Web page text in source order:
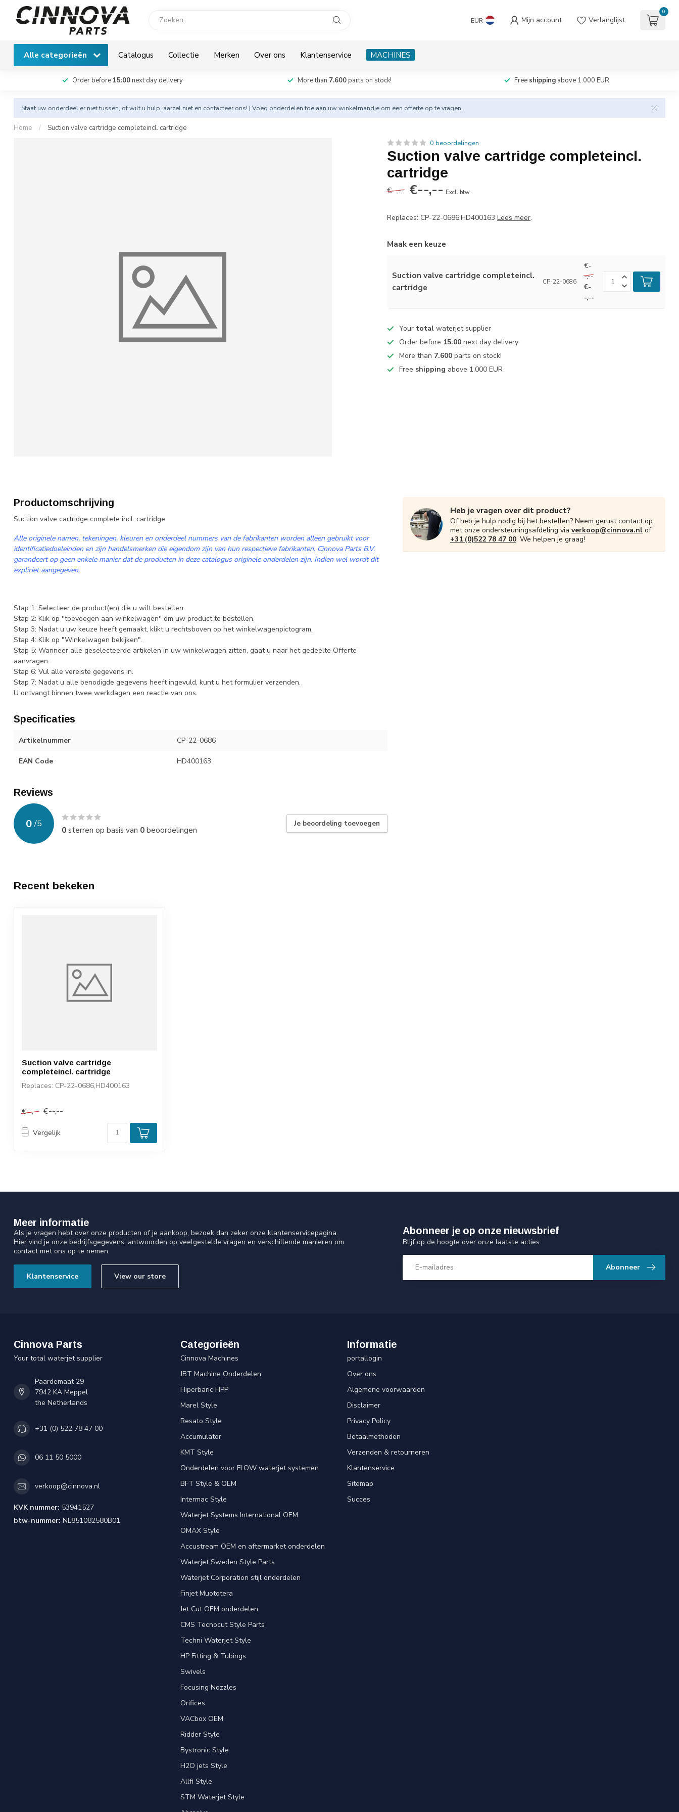
EUR Mijn account Verlanglijst
0
Alle categorieën Catalogus Collectie Merken Over ons Klantenservice MACHINES
Order before 15:00next day delivery More than 7.600parts on stock! Free shipping above 1.000 EUR
Staat uw onderdeel er niet tussen, of wilt u hulp, aarzel niet en contacteer ons! | Voeg onderdelen toe aan uw winkelmandje om een offerte op te vragen.
Home / Suction valve cartridge completeincl. cartridge
0 beoordelingen
Suction valve cartridge completeincl.
cartridge
€--,-- €--,-- Excl. btw
Replaces: CP-22-0686,HD400163Lees meer.
Maak een keuze
Suction valve cartridge completeincl.
cartridge
CP-22-0686
€-
-,--
€-
-,--
Your total waterjet supplier
Order before 15:00 next day delivery
More than 7.600 parts on stock!
Free shipping above 1.000 EUR
Productomschrijving
Suction valve cartridge complete incl. cartridge
Alle originele namen, tekeningen, kleuren en onderdeel nummers van de fabrikanten worden alleen gebruikt voor
identificatiedoeleinden en zijn handelsmerken die eigendom zijn van hun respectieve fabrikanten. Cinnova Parts B.V.
garandeert op geen enkele manier dat de producten in deze catalogus originele onderdelen zijn. Indien wel wordt dit
expliciet aangegeven.
Stap 1: Selecteer de product(en) die u wilt bestellen.
Stap 2: Klik op ''toevoegen aan winkelwagen'' om uw product te bestellen.
Stap 3: Nadat u uw keuze heeft gemaakt, klikt u rechtsboven op het winkelwagenpictogram.
Stap 4: Klik op "Winkelwagen bekijken".
Stap 5: Wanneer alle geselecteerde artikelen in uw winkelwagen zitten, gaat u naar het gedeelte Offerte
aanvragen.
Stap 6: Vul alle vereiste gegevens in.
Stap 7: Nadat u alle benodigde gegevens heeft ingevuld, kunt u het formulier verzenden.
U ontvangt binnen twee werkdagen een reactie van ons.
Specificaties
Artikelnummer CP-22-0686
EAN Code HD400163
Reviews
0 /5
0sterren op basis van 0beoordelingen
Je beoordeling toevoegen
Heb je vragen over dit product?
Of heb je hulp nodig bij het bestellen? Neem gerust contact op
met onze ondersteuningsafdeling via verkoop@cinnova.nl of
+31 (0)522 78 47 00. We helpen je graag!
Recent bekeken
Suction valve cartridge
completeincl. cartridge
Replaces: CP-22-0686,HD400163
€--,-- €--,--
Vergelijk
Meer informatie
Als je vragen hebt over onze producten of je aankoop, bezoek dan zeker onze klantenservicepagina.
Hier vind je onze bedrijfsgegevens, antwoorden op veelgestelde vragen en verschillende manieren om
contact met ons op te nemen.
Klantenservice View our store
Abonneer je op onze nieuwsbrief
Blijf op de hoogte over onze laatste acties
Abonneer
Cinnova Parts
Your total waterjet supplier
Paardemaat 29
7942 KA Meppel
the Netherlands
+31 (0) 522 78 47 00
06 11 50 5000
verkoop@cinnova.nl
KVK nummer: 53941527
btw-nummer: NL851082580B01
Categorieën
Cinnova Machines
JBT Machine Onderdelen
Hiperbaric HPP
Marel Style
Resato Style
Accumulator
KMT Style
Onderdelen voor FLOW waterjet systemen
BFT Style & OEM
Intermac Style
Waterjet Systems International OEM
OMAX Style
Accustream OEM en aftermarket onderdelen
Waterjet Sweden Style Parts
Waterjet Corporation stijl onderdelen
Finjet Muototera
Jet Cut OEM onderdelen
CMS Tecnocut Style Parts
Techni Waterjet Style
HP Fitting & Tubings
Swivels
Focusing Nozzles
Orifices
VACbox OEM
Ridder Style
Bystronic Style
H2O jets Style
Allfi Style
STM Waterjet Style
Informatie
portallogin
Over ons
Algemene voorwaarden
Disclaimer
Privacy Policy
Betaalmethoden
Verzenden & retourneren
Klantenservice
Sitemap
Succes